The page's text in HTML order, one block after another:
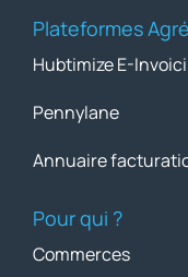
Plateformes
Hubtimize E-
Pennylane
Annuaire
Pour qui ?
Commerces